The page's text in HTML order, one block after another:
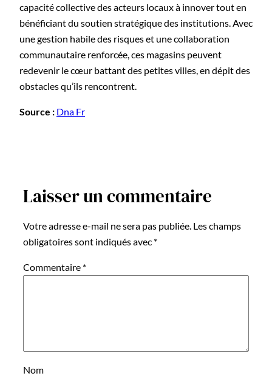
capacité collective des acteurs locaux à innover tout en
bénéficiant du soutien stratégique des institutions. Avec
une gestion habile des risques et une collaboration
communautaire renforcée, ces magasins peuvent
redevenir le cœur battant des petites villes, en dépit des
obstacles qu’ils rencontrent.
Source : Dna Fr
Laisser un commentaire
Votre adresse e-mail ne sera pas publiée. Les champs
obligatoires sont indiqués avec *
Commentaire *
Nom